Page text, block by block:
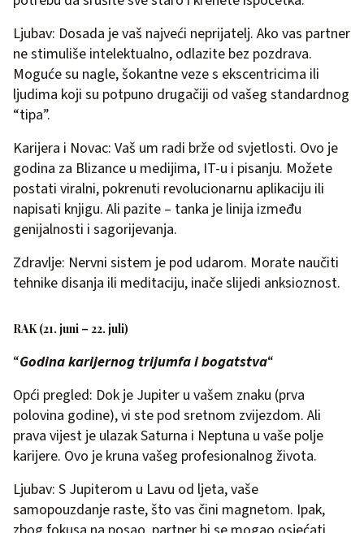
Ljubav: Dosada je vaš najveći neprijatelj. Ako vas partner
ne stimuliše intelektualno, odlazite bez pozdrava.
Moguće su nagle, šokantne veze s ekscentricima ili
ljudima koji su potpuno drugačiji od vašeg standardnog
“tipa”.
Karijera i Novac: Vaš um radi brže od svjetlosti. Ovo je
godina za Blizance u medijima, IT-u i pisanju. Možete
postati viralni, pokrenuti revolucionarnu aplikaciju ili
napisati knjigu. Ali pazite – tanka je linija između
genijalnosti i sagorijevanja.
Zdravlje: Nervni sistem je pod udarom. Morate naučiti
tehnike disanja ili meditaciju, inače slijedi anksioznost.
RAK (21. juni – 22. juli)
“Godina karijernog trijumfa i bogatstva“
Opći pregled: Dok je Jupiter u vašem znaku (prva
polovina godine), vi ste pod sretnom zvijezdom. Ali
prava vijest je ulazak Saturna i Neptuna u vaše polje
karijere. Ovo je kruna vašeg profesionalnog života.
Ljubav: S Jupiterom u Lavu od ljeta, vaše
samopouzdanje raste, što vas čini magnetom. Ipak,